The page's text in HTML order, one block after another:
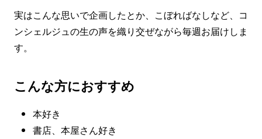
実はこんな思いで企画したとか、こぼればなしなど、コ
ンシェルジュの生の声を織り交ぜながら毎週お届けしま
す。
こんな方におすすめ
本好き
書店、本屋さん好き